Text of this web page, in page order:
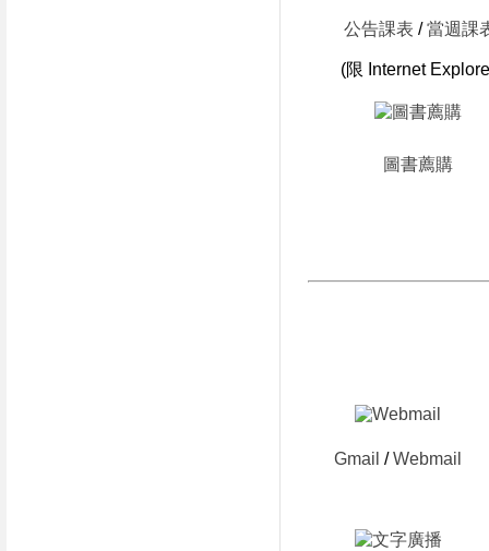
公告課表 /當週課
(限 Internet
圖書薦購
Gmail/Webmail